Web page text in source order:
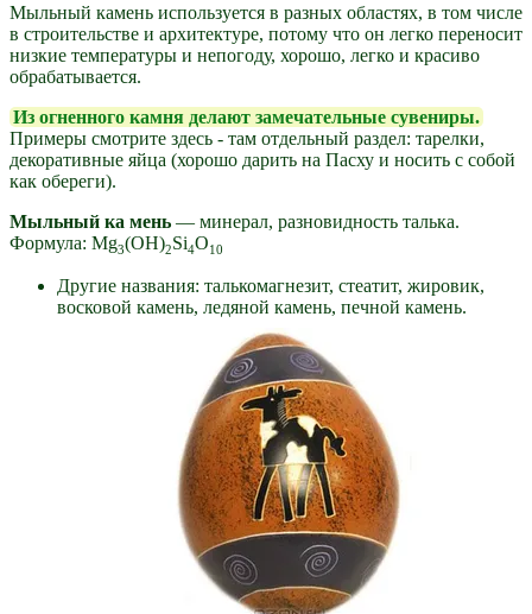
Мыльный камень используется в разных областях, в том числе
в строительстве и архитектуре, потому что он легко переносит
низкие температуры и непогоду, хорошо, легко и красиво
обрабатывается.
Из огненного камня делают замечательные сувениры.
Примеры смотрите здесь - там отдельный раздел: тарелки,
декоративные яйца (хорошо дарить на Пасху и носить с собой
как обереги).
Мыльный ка мень — минерал, разновидность талька.
Формула: Mg3(OH)2Si4O10
Другие названия: талькомагнезит, стеатит, жировик,
восковой камень, ледяной камень, печной камень.